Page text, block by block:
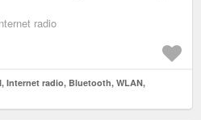
radio
Internet radio, Bluetooth, WLAN,